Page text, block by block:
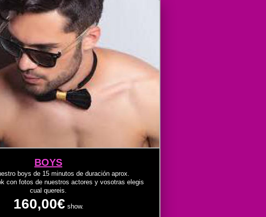
BOYS
boys de 15 minutos de duración aprox.
con fotos de nuestros actores y vosotras elegis
cual quereis.
160,00€ show.